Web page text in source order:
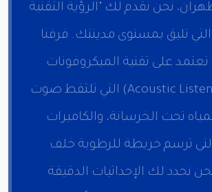
نحن نقدم لك "الرؤية التقنية
تليق بمستوى مدينتك. فرقنا
على تقنية الميكروفونات
الأرضية (Acoustic Listening) التي تلتقط صوت
تحت الخرسانة، والكاميرات
التي ترسم خريطة للرطوبة خلف
نحدد لك الإحداثيات الدقيقة